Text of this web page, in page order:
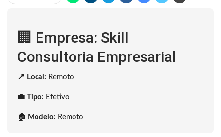
🏢 Empresa: Skill
Consultoria Empresarial
📍 Local: Remoto
💼 Tipo: Efetivo
🏠 Modelo: Remoto